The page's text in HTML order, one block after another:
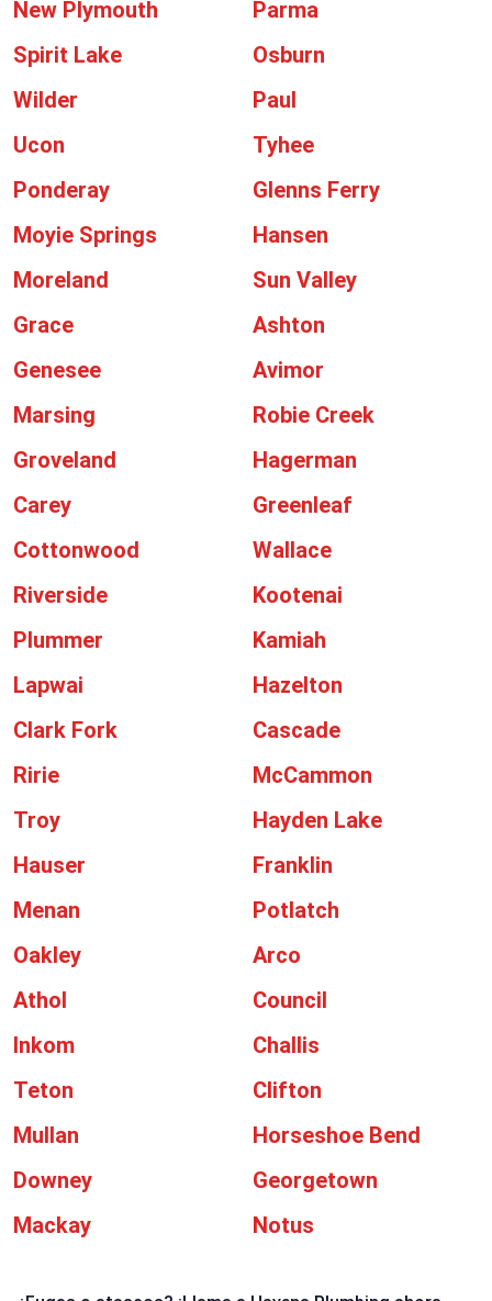
New Plymouth
Parma
Spirit Lake
Osburn
Wilder
Paul
Ucon
Tyhee
Ponderay
Glenns Ferry
Moyie Springs
Hansen
Moreland
Sun Valley
Grace
Ashton
Genesee
Avimor
Marsing
Robie Creek
Groveland
Hagerman
Carey
Greenleaf
Cottonwood
Wallace
Riverside
Kootenai
Plummer
Kamiah
Lapwai
Hazelton
Clark Fork
Cascade
Ririe
McCammon
Troy
Hayden Lake
Hauser
Franklin
Menan
Potlatch
Oakley
Arco
Athol
Council
Inkom
Challis
Teton
Clifton
Mullan
Horseshoe Bend
Downey
Georgetown
Mackay
Notus